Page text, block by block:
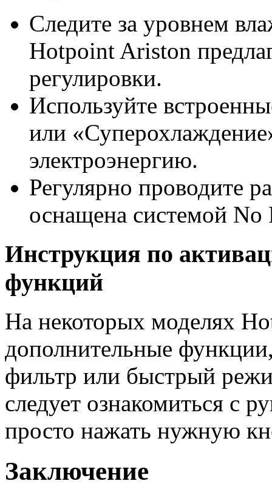
Следите за уровнем
Hotpoint Ariston
регулировки.
Используйте
или
электроэнергию.
Регулярно проводите
оснащена системой No
Инструкция по
функций
На некоторых моделях
дополнительные
фильтр или быстрый
следует ознакомиться с
просто нажать нужную
Заключение